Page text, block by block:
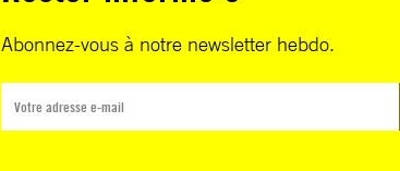
Abonnez-vous à notre newsletter hebdo.